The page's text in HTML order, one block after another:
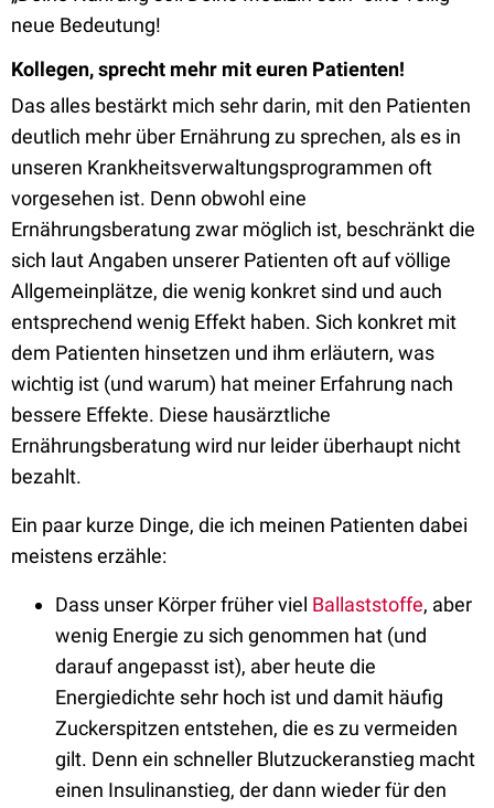
neue Bedeutung!
Kollegen, sprecht mehr mit euren Patienten!
Das alles bestärkt mich sehr darin, mit den Patienten
deutlich mehr über Ernährung zu sprechen, als es in
unseren Krankheitsverwaltungsprogrammen oft
vorgesehen ist. Denn obwohl eine
Ernährungsberatung zwar möglich ist, beschränkt die
sich laut Angaben unserer Patienten oft auf völlige
Allgemeinplätze, die wenig konkret sind und auch
entsprechend wenig Effekt haben. Sich konkret mit
dem Patienten hinsetzen und ihm erläutern, was
wichtig ist (und warum) hat meiner Erfahrung nach
bessere Effekte. Diese hausärztliche
Ernährungsberatung wird nur leider überhaupt nicht
bezahlt.
Ein paar kurze Dinge, die ich meinen Patienten dabei
meistens erzähle:
Dass unser Körper früher viel Ballaststoffe, aber
wenig Energie zu sich genommen hat (und
darauf angepasst ist), aber heute die
Energiedichte sehr hoch ist und damit häufig
Zuckerspitzen entstehen, die es zu vermeiden
gilt. Denn ein schneller Blutzuckeranstieg macht
einen Insulinanstieg, der dann wieder für den